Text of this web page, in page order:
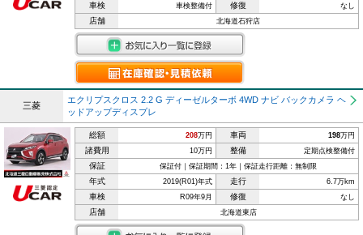
車検 車検整備付 修復 なし
店舗 北海道石狩店
三菱
エクリプスクロス 2.2 G ディーゼルターボ 4WD ナビ バックカメラ ヘ
ッドアップディスプレ
総額 208万円 車両 198万円
諸費用 10万円 整備 定期点検整備付
保証 保証付｜保証期間：1年｜保証走行距離：無制限
年式 2019(R01)年式 走行 6.7万km
車検 R09年9月 修復 なし
店舗 北海道東店